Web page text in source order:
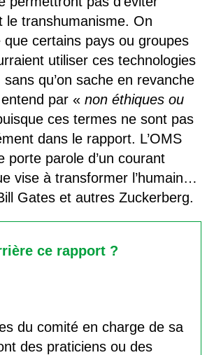
le transhumanisme. On
que certains pays ou groupes
utiliser ces technologies
qu’on sache en revanche
par « non éthiques ou
ces termes ne sont pas
dans le rapport. L’OMS
porte parole d’un courant
vise à transformer l’humain…
Gates et autres Zuckerberg.
ce rapport ?
du comité en charge de sa
des praticiens ou des